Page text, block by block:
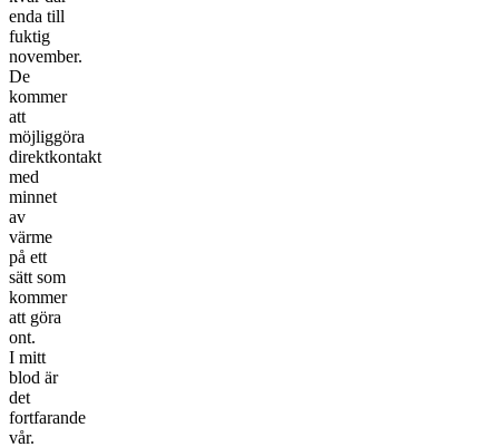
enda till
fuktig
november.
De
kommer
att
möjliggöra
direktkontakt
med
minnet
av
värme
på ett
sätt som
kommer
att göra
ont.
I mitt
blod är
det
fortfarande
vår.